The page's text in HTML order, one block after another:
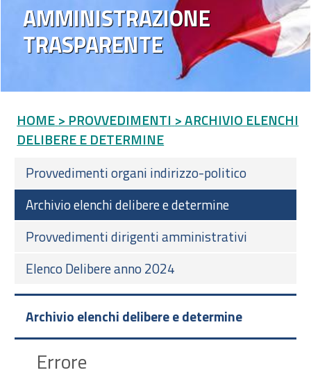
AMMINISTRAZIONE
TRASPARENTE
HOME > PROVVEDIMENTI > ARCHIVIO ELENCHI
DELIBERE E DETERMINE
Provvedimenti organi indirizzo-politico
Archivio elenchi delibere e determine
Provvedimenti dirigenti amministrativi
Elenco Delibere anno 2024
Archivio elenchi delibere e determine
Errore